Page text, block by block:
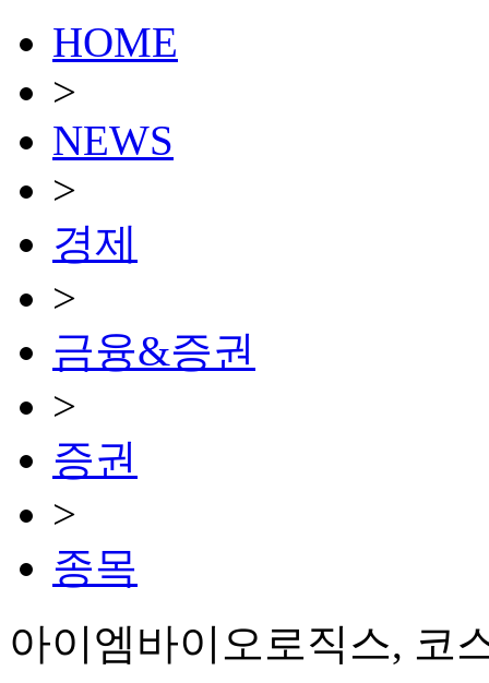
HOME
>
NEWS
>
경제
>
금융&증권
>
증권
>
종목
아이엠바이오로직스, 코